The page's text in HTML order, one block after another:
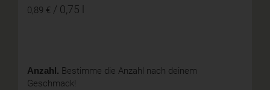
0,89 € / 0,75 l
Anzahl. Bestimme die Anzahl nach deinem
Geschmack!